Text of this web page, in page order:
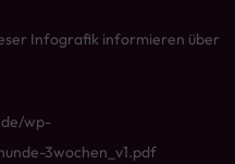
Infografik informieren über
wp-
3wochen_v1.pdf